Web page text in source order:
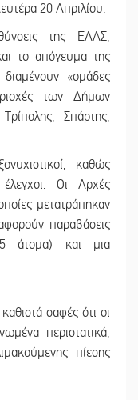
20 Απριλίου.
της ΕΛΑΣ,
το απόγευμα της
«ομάδες
των Δήμων
Σπάρτης,
καθώς
Οι Αρχές
μετατράπηκαν
παραβάσεις
άτομα) και μια
σαφές ότι οι
περιστατικά,
πίεσης